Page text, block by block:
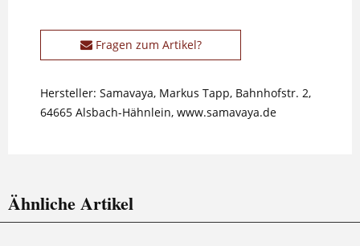
Fragen zum Artikel?
Hersteller: Samavaya, Markus Tapp, Bahnhofstr. 2,
64665 Alsbach-Hähnlein, www.samavaya.de
Ähnliche Artikel